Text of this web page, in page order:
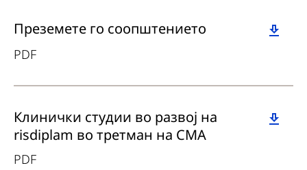
Download
Преземете го соопштението
PDF
Download
Клинички студии во развој на
risdiplam во третман на СМА
PDF